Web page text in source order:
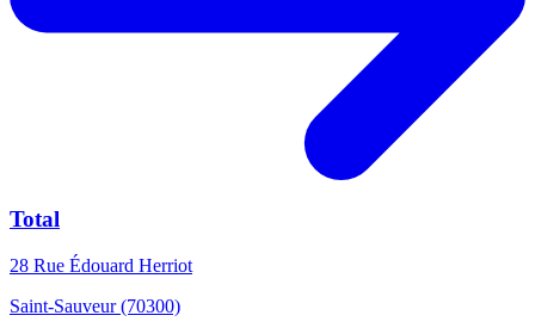
Total
28 Rue Édouard Herriot
Saint-Sauveur (70300)